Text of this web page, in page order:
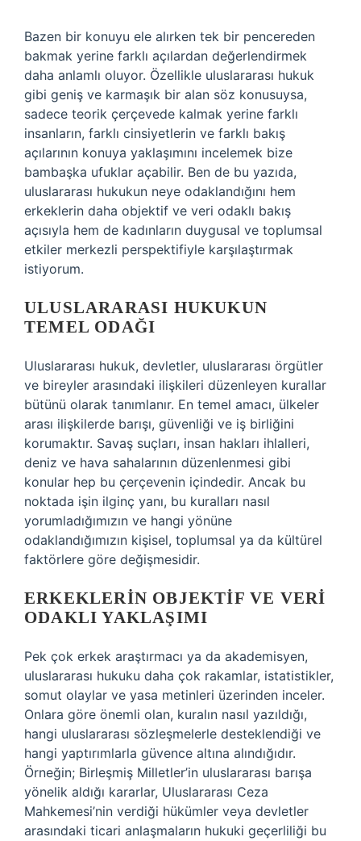
Bazen bir konuyu ele alırken tek bir pencereden
bakmak yerine farklı açılardan değerlendirmek
daha anlamlı oluyor. Özellikle uluslararası hukuk
gibi geniş ve karmaşık bir alan söz konusuysa,
sadece teorik çerçevede kalmak yerine farklı
insanların, farklı cinsiyetlerin ve farklı bakış
açılarının konuya yaklaşımını incelemek bize
bambaşka ufuklar açabilir. Ben de bu yazıda,
uluslararası hukukun neye odaklandığını hem
erkeklerin daha objektif ve veri odaklı bakış
açısıyla hem de kadınların duygusal ve toplumsal
etkiler merkezli perspektifiyle karşılaştırmak
istiyorum.
ULUSLARARASI HUKUKUN
TEMEL ODAĞI
Uluslararası hukuk, devletler, uluslararası örgütler
ve bireyler arasındaki ilişkileri düzenleyen kurallar
bütünü olarak tanımlanır. En temel amacı, ülkeler
arası ilişkilerde barışı, güvenliği ve iş birliğini
korumaktır. Savaş suçları, insan hakları ihlalleri,
deniz ve hava sahalarının düzenlenmesi gibi
konular hep bu çerçevenin içindedir. Ancak bu
noktada işin ilginç yanı, bu kuralları nasıl
yorumladığımızın ve hangi yönüne
odaklandığımızın kişisel, toplumsal ya da kültürel
faktörlere göre değişmesidir.
ERKEKLERIN OBJEKTIF VE VERI
ODAKLI YAKLAŞIMI
Pek çok erkek araştırmacı ya da akademisyen,
uluslararası hukuku daha çok rakamlar, istatistikler,
somut olaylar ve yasa metinleri üzerinden inceler.
Onlara göre önemli olan, kuralın nasıl yazıldığı,
hangi uluslararası sözleşmelerle desteklendiği ve
hangi yaptırımlarla güvence altına alındığıdır.
Örneğin; Birleşmiş Milletler’in uluslararası barışa
yönelik aldığı kararlar, Uluslararası Ceza
Mahkemesi’nin verdiği hükümler veya devletler
arasındaki ticari anlaşmaların hukuki geçerliliği bu